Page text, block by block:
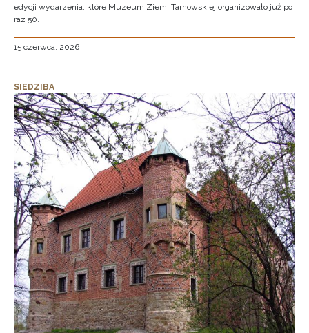
edycji wydarzenia, które Muzeum Ziemi Tarnowskiej organizowało już po
raz 50.
15 czerwca, 2026
SIEDZIBA